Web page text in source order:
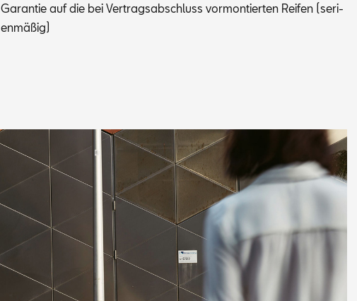
Ga­ran­tie auf die bei Ver­trags­ab­schluss vor­mon­tier­ten Rei­fen (se­ri­
en­mä­ßig)